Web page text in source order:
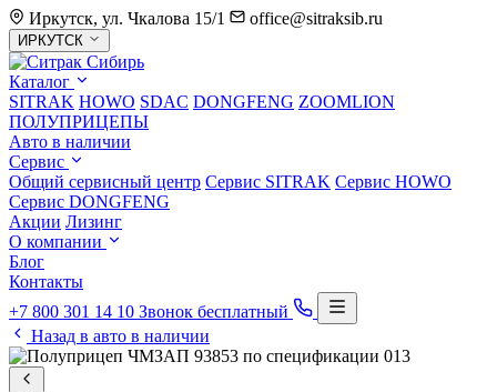
Иркутск, ул. Чкалова 15/1
office@sitraksib.ru
Выбор
города
ИРКУТСК
Каталог
SITRAK HOWO SDAC DONGFENG ZOOMLION
ПОЛУПРИЦЕПЫ
Авто в наличии
Сервис
Общий сервисный центр Сервис SITRAK Сервис HOWO
Сервис DONGFENG
Акции Лизинг
О компании
Блог
Контакты
+7 800 301 14 10 Звонок бесплатный
Назад в авто в наличии